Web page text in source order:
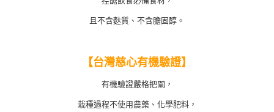
且不含麩質、不含膽固醇。
【台灣慈心有機驗證】
有機驗證嚴格把關，
栽種過程不使用農藥、化學肥料，